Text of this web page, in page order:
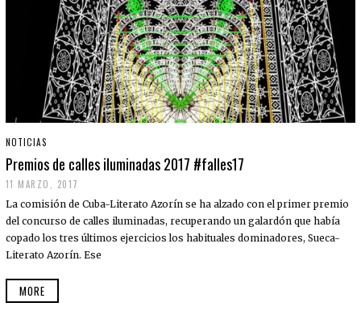
NOTICIAS
Premios de calles iluminadas 2017 #falles17
11 MARZO, 2017
La comisión de Cuba-Literato Azorín se ha alzado con el primer premio
del concurso de calles iluminadas, recuperando un galardón que había
copado los tres últimos ejercicios los habituales dominadores, Sueca-
Literato Azorín. Ese
MORE